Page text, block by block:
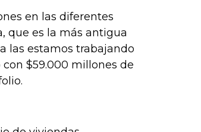
en las diferentes
que es la más antigua
las estamos trabajando
$59.000 millones de